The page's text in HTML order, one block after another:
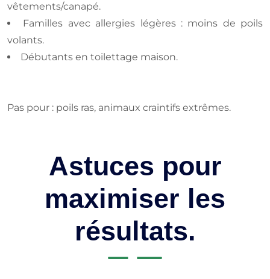
vêtements/canapé.
Familles avec allergies légères : moins de poils
volants.
Débutants en toilettage maison.
Pas pour : poils ras, animaux craintifs extrêmes.
Astuces pour
maximiser les
résultats.